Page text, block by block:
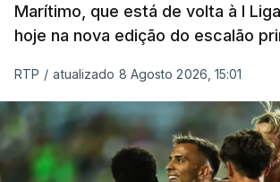
Marítimo, que está de volta à I
hoje na nova edição do escalão
RTP / atualizado 8 Agosto 2026, 15:01